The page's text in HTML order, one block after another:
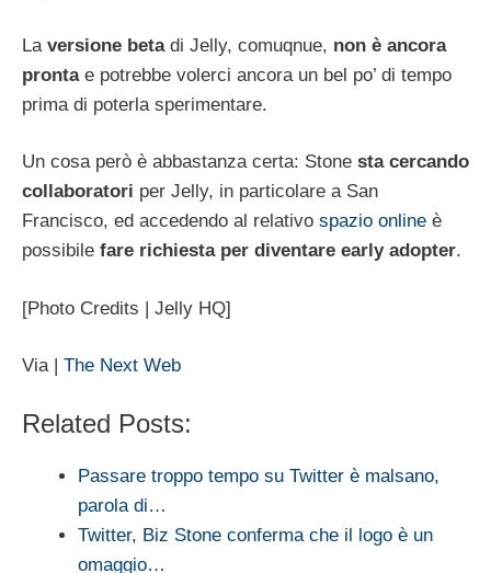
La versione betadi Jelly, comuqnue, non è ancora
prontae potrebbe volerci ancora un bel po’ di tempo
prima di poterla sperimentare.
Un cosa però è abbastanza certa: Stone sta cercando
collaboratori per Jelly, in particolare a San
Francisco, ed accedendo al relativo spazio online è
possibile fare richiesta per diventare early adopter.
[Photo Credits | Jelly HQ]
Via | The Next Web
Related Posts:
Passare troppo tempo su Twitter è malsano,
parola di…
Twitter, Biz Stone conferma che il logo è un
omaggio…